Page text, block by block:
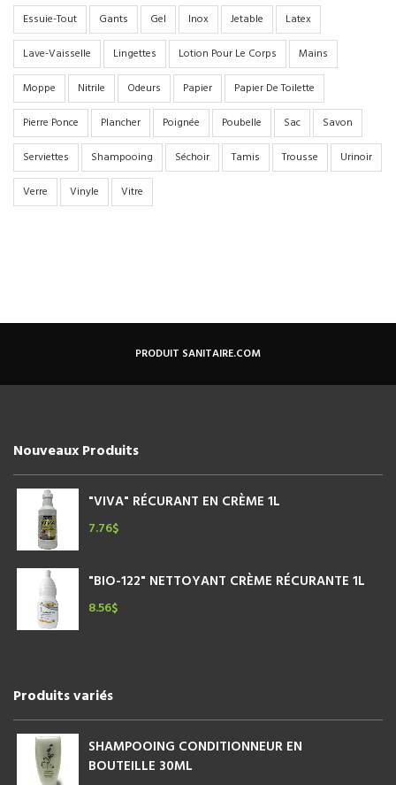
Essuie-Tout
Gants Gel Inox Jetable
Latex
Lave-Vaisselle
Lingettes Lotion Pour Le Corps
Mains
Moppe
Nitrile Odeurs Papier
Papier De Toilette
Pierre Ponce
Plancher Poignée Poubelle Sac
Savon
Serviettes
Shampooing Séchoir Tamis Trousse
Urinoir
Verre
Vinyle Vitre
PRODUIT SANITAIRE.COM
Nouveaux Produits
"VIVA" RÉCURANT EN CRÈME 1L
7.76$
"BIO-122" NETTOYANT CRÈME RÉCURANTE 1L
8.56$
Produits variés
SHAMPOOING CONDITIONNEUR EN
BOUTEILLE 30ML